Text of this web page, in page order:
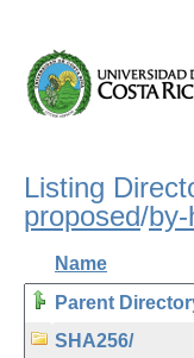
Listing
proposed/
Name
Parent
SHA256/